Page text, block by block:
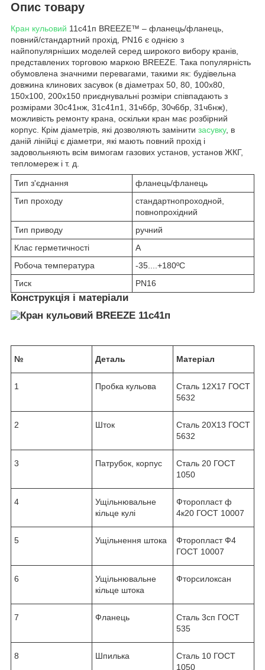
Опис товару
Кран кульовий 11с41п BREEZE™ – фланець/фланець,
повний/стандартний прохід, PN16 є однією з
найпопулярніших моделей серед широкого вибору кранів,
представлених торговою маркою BREEZE. Така популярність
обумовлена значними перевагами, такими як: будівельна
довжина клинових засувок (в діаметрах 50, 80, 100х80,
150х100, 200х150 приєднувальні розміри співпадають з
розмірами 30с41нж, 31с41п1, 31ч6бр, 30ч6бр, 31ч6нж),
можливість ремонту крана, оскільки кран має розбірний
корпус. Крім діаметрів, які дозволяють замінити засувку, в
даній лінійці є діаметри, які мають повний прохід і
задовольняють всім вимогам газових установ, установ ЖКГ,
тепломереж і т. д.
Тип з'єднання
фланець/фланець
Тип проходу
стандартнопроходной,
повнопрохідний
Тип приводу
ручний
Клас герметичності
А
Робоча температура
-35....+180ºС
Тиск
PN16
Конструкція і матеріали
№ Деталь Матеріал
1 Пробка кульова
Сталь 12Х17 ГОСТ
5632
2 Шток
Сталь 20Х13 ГОСТ
5632
3 Патрубок, корпус
Сталь 20 ГОСТ
1050
4
Ущільнювальне
кільце кулі
Фторопласт ф
4к20 ГОСТ 10007
5 Ущільнення штока
Фторопласт Ф4
ГОСТ 10007
6
Ущільнювальне
кільце штока
Фторсилоксан
7 Фланець
Сталь 3сп ГОСТ
535
8 Шпилька
Сталь 10 ГОСТ
1050